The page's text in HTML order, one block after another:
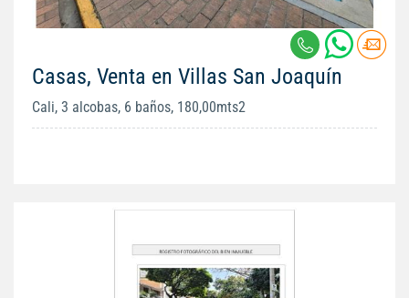
Casas, Venta en Villas San Joaquín
Cali, 3 alcobas, 6 baños, 180,00mts2